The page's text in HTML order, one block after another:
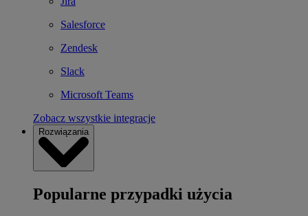
Salesforce
Zendesk
Slack
Microsoft Teams
Zobacz wszystkie integracje
Rozwiązania
Popularne przypadki użycia